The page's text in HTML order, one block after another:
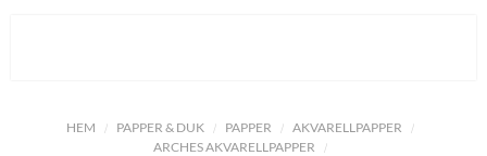
HEM PAPPER & DUK PAPPER
AKVARELLPAPPER
ARCHES AKVARELLPAPPER